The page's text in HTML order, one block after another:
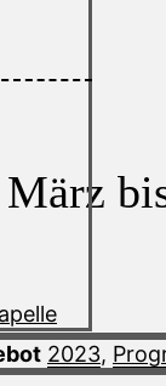
2023,